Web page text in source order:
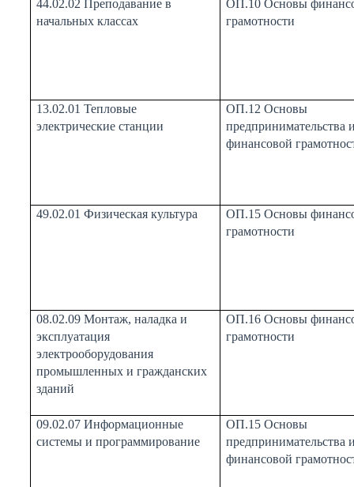
44.02.02 Преподавание в
начальных классах
ОП.10 Основы
грамотности
13.02.01 Тепловые
электрические станции
ОП.12 Основы
предпринимательства
финансовой
49.02.01 Физическая культура
ОП.15 Основы
грамотности
08.02.09 Монтаж, наладка и
эксплуатация
электрооборудования
промышленных и гражданских
зданий
ОП.16 Основы
грамотности
09.02.07 Информационные
системы и программирование
ОП.15 Основы
предпринимательства
финансовой